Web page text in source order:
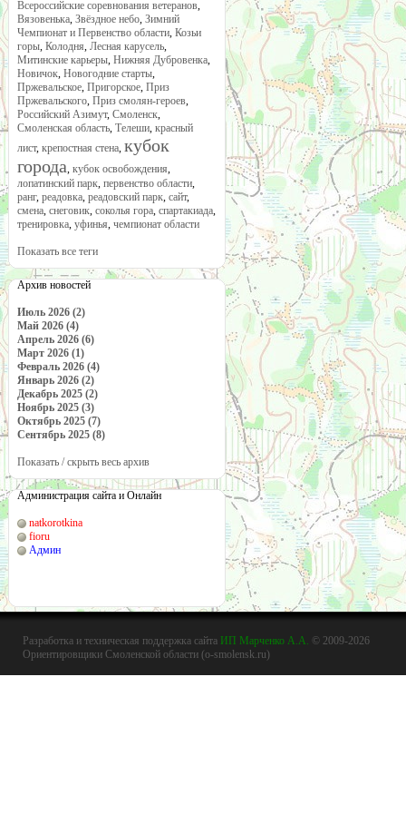
Всероссийские соревнования ветеранов,
Вязовенька, Звёздное небо, Зимний
Чемпионат и Первенство области, Козьи
горы, Колодня, Лесная карусель,
Митинские карьеры, Нижняя Дубровенка,
Новичок, Новогодние старты,
Пржевальское, Пригорское, Приз
Пржевальского, Приз смолян-героев,
Российский Азимут, Смоленск,
Смоленская область, Телеши, красный
лист, крепостная стена, кубок
города, кубок освобождения,
лопатинский парк, первенство области,
ранг, реадовка, реадовский парк, сайт,
смена, снеговик, соколья гора, спартакиада,
тренировка, уфинья, чемпионат области
Показать все теги
Архив новостей
Июль 2026 (2)
Май 2026 (4)
Апрель 2026 (6)
Март 2026 (1)
Февраль 2026 (4)
Январь 2026 (2)
Декабрь 2025 (2)
Ноябрь 2025 (3)
Октябрь 2025 (7)
Сентябрь 2025 (8)
Показать / скрыть весь архив
Администрация сайта и Онлайн
natkorotkina
fioru
Админ
Разработка и техническая поддержка сайта ИП Марченко А.А. © 2009-2026
Ориентировщики Смоленской области (o-smolensk.ru)